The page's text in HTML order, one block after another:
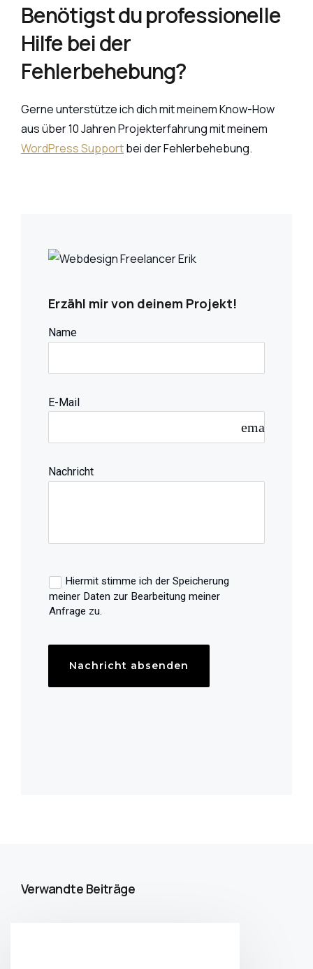
Benötigst du professionelle
Hilfe bei der
Fehlerbehebung?
Gerne unterstütze ich dich mit meinem Know-How
aus über 10 Jahren Projekterfahrung mit meinem
WordPress Supportbei der Fehlerbehebung.
Erzähl mir von deinem Projekt!
Name
E-Mail
email
Nachricht
Hiermit stimme ich der Speicherung
meiner Daten zur Bearbeitung meiner
Anfrage zu.
Nachricht absenden
Verwandte Beiträge